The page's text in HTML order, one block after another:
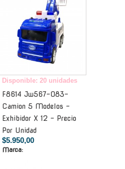
Disponible: 20 unidades
F8614 Jw567-083-
Camion 5 Modelos -
Exhibidor X 12 - Precio
Por Unidad
$5.950,00
Marca: